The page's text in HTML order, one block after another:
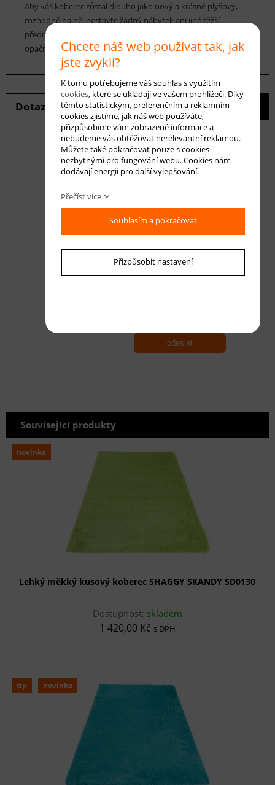
Aby váš koberec zůstal dlouho jako nový a krásně plyšový,
rozhodně na něj nestavte žádný nábytek ani jiné těžší
předměty a nepokládejte ho na místa, kde často chodíte. V
opačném případě by mohlo dojít k deformaci vlasů.
Dotaz na produkt Hlídání ceny
E-mail *
odeslat
Související produkty
novinka
Lehký měkký kusový koberec SHAGGY SKANDY SD0130
Dostupnost: skladem
1 420,00 Kč s DPH
tip novinka
Chcete náš web používat tak, jak
jste zvyklí?
K tomu potřebujeme váš souhlas s využitím
cookies, které se ukládají ve vašem prohlížeči. Díky
těmto statistickým, preferenčním a reklamním
cookies zjistíme, jak náš web používáte,
přizpůsobíme vám zobrazené informace a
nebudeme vás obtěžovat nerelevantní reklamou.
Můžete také pokračovat pouze s cookies
nezbytnými pro fungování webu. Cookies nám
dodávají energii pro další vylepšování.
Přečíst více
Souhlasím a pokračovat
Přizpůsobit nastavení